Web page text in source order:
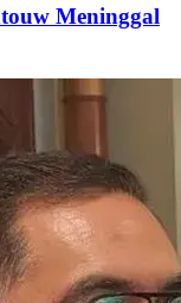
Meninggal